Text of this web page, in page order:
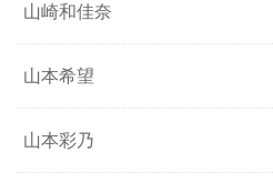
山崎和佳奈
山本希望
山本彩乃